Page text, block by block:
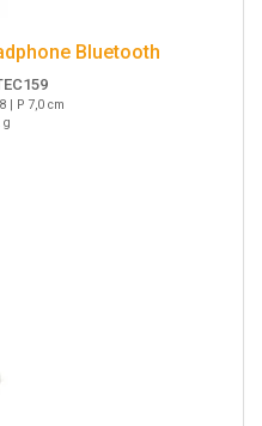
Bluetooth
| P 7,0 cm
g